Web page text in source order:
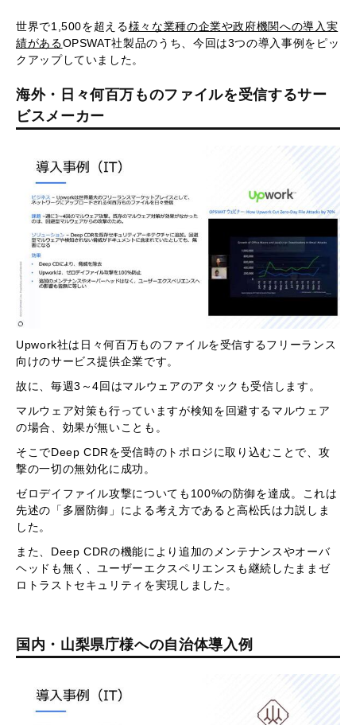
世界で1,500を超える様々な業種の企業や政府機関への導入実
績があるOPSWAT社製品のうち、今回は3つの導入事例をピッ
クアップしていました。
海外・日々何百万ものファイルを受信するサー
ビスメーカー
Upwork社は日々何百万ものファイルを受信するフリーランス
向けのサービス提供企業です。
故に、毎週3～4回はマルウェアのアタックも受信します。
マルウェア対策も行っていますが検知を回避するマルウェア
の場合、効果が無いことも。
そこでDeep CDRを受信時のトポロジに取り込むことで、攻
撃の一切の無効化に成功。
ゼロデイファイル攻撃についても100%の防御を達成。これは
先述の「多層防御」による考え方であると高松氏は力説しま
した。
また、Deep CDRの機能により追加のメンテナンスやオーバ
ヘッドも無く、ユーザーエクスペリエンスも継続したままゼ
ロトラストセキュリティを実現しました。
国内・山梨県庁様への自治体導入例